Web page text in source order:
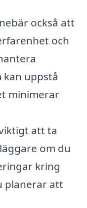
också att
och
uppstå
minimerar
att ta
om du
kring
planerar att